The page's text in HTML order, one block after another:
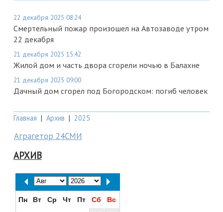
22 декабря 2025 08:24
Смертельный пожар произошел на Автозаводе утром
22 декабря
21 декабря 2025 15:42
Жилой дом и часть двора сгорели ночью в Балахне
21 декабря 2025 09:00
Дачный дом сгорел под Богородском: погиб человек
Главная | Архив | 2025
Аграгетор 24СМИ
АРХИВ
Пн Вт Ср Чт Пт Сб
Вс